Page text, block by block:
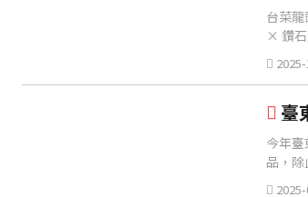
台菜
× 鑽石
臺
今年
品，